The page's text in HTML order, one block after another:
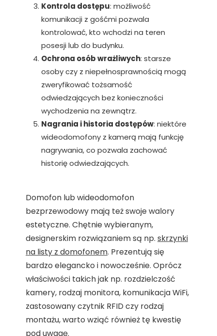
Kontrola dostępu: możliwość
komunikacji z gośćmi pozwala
kontrolować, kto wchodzi na teren
posesji lub do budynku.
Ochrona osób wrażliwych: starsze
osoby czy z niepełnosprawnością mogą
zweryfikować tożsamość
odwiedzających bez konieczności
wychodzenia na zewnątrz.
Nagrania i historia dostępów: niektóre
wideodomofony z kamerą mają funkcję
nagrywania, co pozwala zachować
historię odwiedzających.
Domofon lub wideodomofon
bezprzewodowy mają też swoje walory
estetyczne. Chętnie wybieranym,
designerskim rozwiązaniem są np. skrzynki
na listy z domofonem. Prezentują się
bardzo elegancko i nowocześnie. Oprócz
właściwości takich jak np. rozdzielczość
kamery, rodzaj monitora, komunikacja WiFi,
zastosowany czytnik RFID czy rodzaj
montażu, warto wziąć również tę kwestię
pod uwagę.